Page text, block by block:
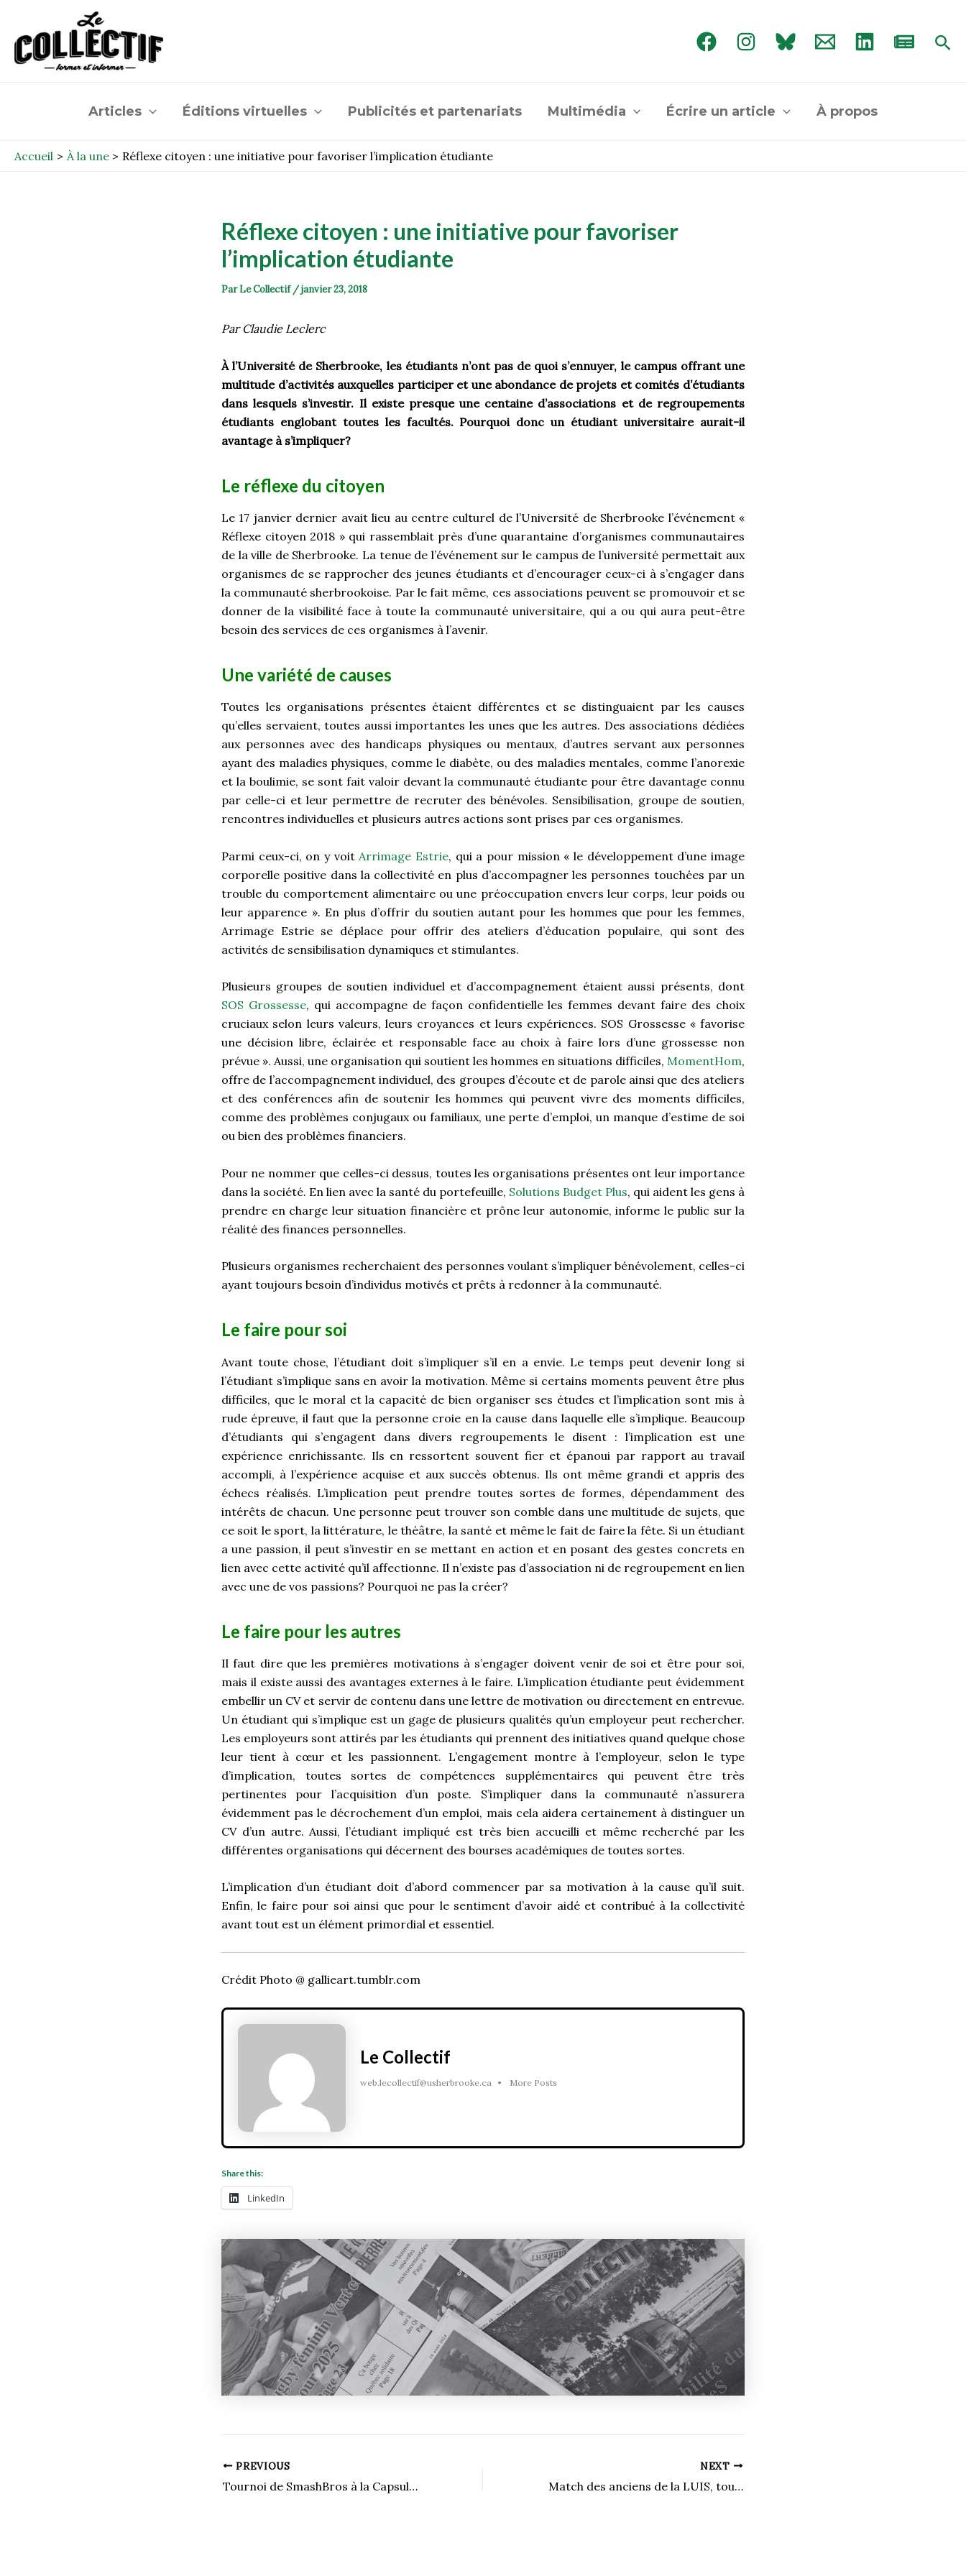
contenu
Articles Éditions virtuelles Publicités et partenariats Multimédia Écrire un article À propos
Accueil À la une Réflexe citoyen : une initiative pour favoriser l’implication étudiante
Réflexe citoyen : une initiative pour favoriser
l’implication étudiante
ParLe Collectif /janvier 23, 2018
Par Claudie Leclerc
À l’Université de Sherbrooke, les étudiants n’ont pas de quoi s’ennuyer, le campus offrant une
multitude d’activités auxquelles participer et une abondance de projets et comités d’étudiants
dans lesquels s’investir. Il existe presque une centaine d’associations et de regroupements
étudiants englobant toutes les facultés. Pourquoi donc un étudiant universitaire aurait-il
avantage à s’impliquer?
Le réflexe du citoyen
Le 17 janvier dernier avait lieu au centre culturel de l’Université de Sherbrooke l’événement «
Réflexe citoyen 2018 » qui rassemblait près d’une quarantaine d’organismes communautaires
de la ville de Sherbrooke. La tenue de l’événement sur le campus de l’université permettait aux
organismes de se rapprocher des jeunes étudiants et d’encourager ceux-ci à s’engager dans
la communauté sherbrookoise. Par le fait même, ces associations peuvent se promouvoir et se
donner de la visibilité face à toute la communauté universitaire, qui a ou qui aura peut-être
besoin des services de ces organismes à l’avenir.
Une variété de causes
Toutes les organisations présentes étaient différentes et se distinguaient par les causes
qu’elles servaient, toutes aussi importantes les unes que les autres. Des associations dédiées
aux personnes avec des handicaps physiques ou mentaux, d’autres servant aux personnes
ayant des maladies physiques, comme le diabète, ou des maladies mentales, comme l’anorexie
et la boulimie, se sont fait valoir devant la communauté étudiante pour être davantage connu
par celle-ci et leur permettre de recruter des bénévoles. Sensibilisation, groupe de soutien,
rencontres individuelles et plusieurs autres actions sont prises par ces organismes.
Parmi ceux-ci, on y voit Arrimage Estrie, qui a pour mission « le développement d’une image
corporelle positive dans la collectivité en plus d’accompagner les personnes touchées par un
trouble du comportement alimentaire ou une préoccupation envers leur corps, leur poids ou
leur apparence ». En plus d’offrir du soutien autant pour les hommes que pour les femmes,
Arrimage Estrie se déplace pour offrir des ateliers d’éducation populaire, qui sont des
activités de sensibilisation dynamiques et stimulantes.
Plusieurs groupes de soutien individuel et d’accompagnement étaient aussi présents, dont
SOS Grossesse, qui accompagne de façon confidentielle les femmes devant faire des choix
cruciaux selon leurs valeurs, leurs croyances et leurs expériences. SOS Grossesse « favorise
une décision libre, éclairée et responsable face au choix à faire lors d’une grossesse non
prévue ». Aussi, une organisation qui soutient les hommes en situations difficiles, MomentHom,
offre de l’accompagnement individuel, des groupes d’écoute et de parole ainsi que des ateliers
et des conférences afin de soutenir les hommes qui peuvent vivre des moments difficiles,
comme des problèmes conjugaux ou familiaux, une perte d’emploi, un manque d’estime de soi
ou bien des problèmes financiers.
Pour ne nommer que celles-ci dessus, toutes les organisations présentes ont leur importance
dans la société. En lien avec la santé du portefeuille, Solutions Budget Plus, qui aident les gens à
prendre en charge leur situation financière et prône leur autonomie, informe le public sur la
réalité des finances personnelles.
Plusieurs organismes recherchaient des personnes voulant s’impliquer bénévolement, celles-ci
ayant toujours besoin d’individus motivés et prêts à redonner à la communauté.
Le faire pour soi
Avant toute chose, l’étudiant doit s’impliquer s’il en a envie. Le temps peut devenir long si
l’étudiant s’implique sans en avoir la motivation. Même si certains moments peuvent être plus
difficiles, que le moral et la capacité de bien organiser ses études et l’implication sont mis à
rude épreuve, il faut que la personne croie en la cause dans laquelle elle s’implique. Beaucoup
d’étudiants qui s’engagent dans divers regroupements le disent : l’implication est une
expérience enrichissante. Ils en ressortent souvent fier et épanoui par rapport au travail
accompli, à l’expérience acquise et aux succès obtenus. Ils ont même grandi et appris des
échecs réalisés. L’implication peut prendre toutes sortes de formes, dépendamment des
intérêts de chacun. Une personne peut trouver son comble dans une multitude de sujets, que
ce soit le sport, la littérature, le théâtre, la santé et même le fait de faire la fête. Si un étudiant
a une passion, il peut s’investir en se mettant en action et en posant des gestes concrets en
lien avec cette activité qu’il affectionne. Il n’existe pas d’association ni de regroupement en lien
avec une de vos passions? Pourquoi ne pas la créer?
Le faire pour les autres
Il faut dire que les premières motivations à s’engager doivent venir de soi et être pour soi,
mais il existe aussi des avantages externes à le faire. L’implication étudiante peut évidemment
embellir un CV et servir de contenu dans une lettre de motivation ou directement en entrevue.
Un étudiant qui s’implique est un gage de plusieurs qualités qu’un employeur peut rechercher.
Les employeurs sont attirés par les étudiants qui prennent des initiatives quand quelque chose
leur tient à cœur et les passionnent. L’engagement montre à l’employeur, selon le type
d’implication, toutes sortes de compétences supplémentaires qui peuvent être très
pertinentes pour l’acquisition d’un poste. S’impliquer dans la communauté n’assurera
évidemment pas le décrochement d’un emploi, mais cela aidera certainement à distinguer un
CV d’un autre. Aussi, l’étudiant impliqué est très bien accueilli et même recherché par les
différentes organisations qui décernent des bourses académiques de toutes sortes.
L’implication d’un étudiant doit d’abord commencer par sa motivation à la cause qu’il suit.
Enfin, le faire pour soi ainsi que pour le sentiment d’avoir aidé et contribué à la collectivité
avant tout est un élément primordial et essentiel.
Crédit Photo @ gallieart.tumblr.com
Le Collectif
web.lecollectif@usherbrooke.ca • More Posts
Share this:
LinkedIn
PREVIOUS
Tournoi de SmashBros à la Capsule Bistro Cinéma
NEXT
Match des anciens de la LUIS, tout un retour!